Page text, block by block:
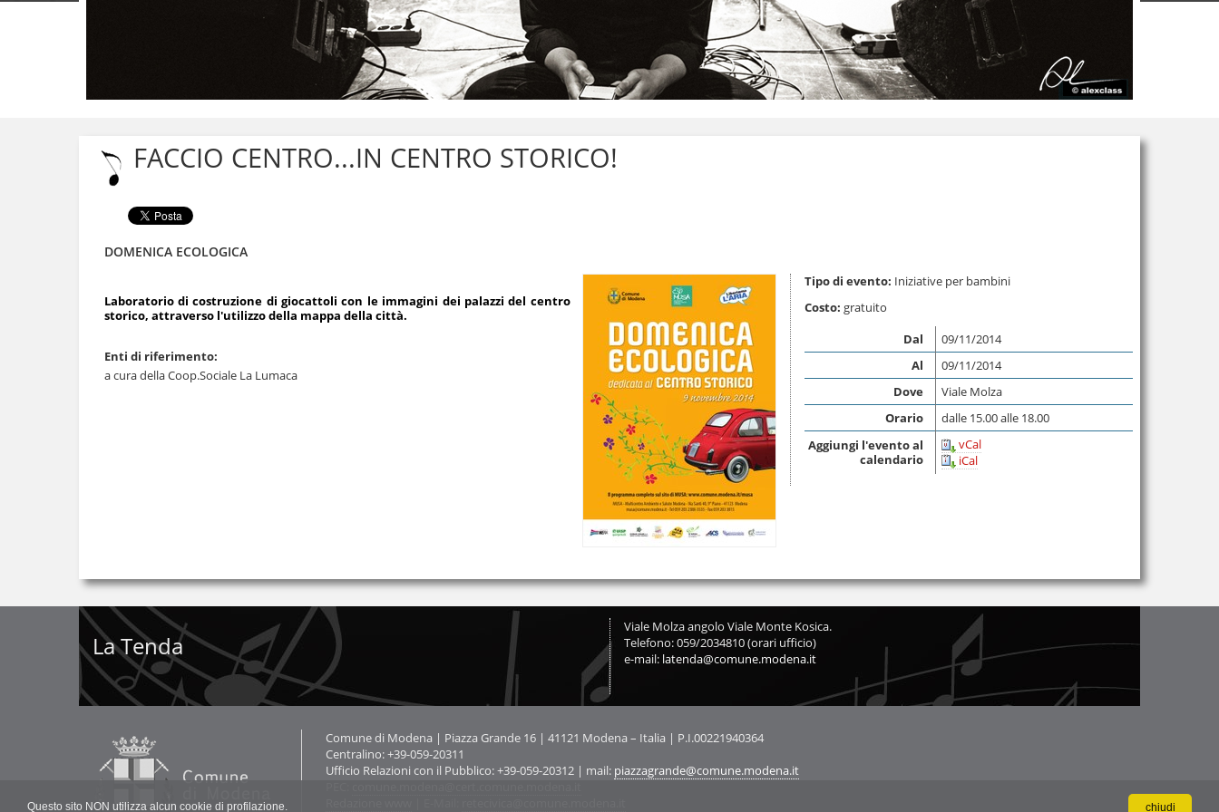
chiudi
Questo sito NON utilizza alcun cookie di profilazione.
Salta
navigazione
FACCIO CENTRO...IN CENTRO STORICO!
DOMENICA ECOLOGICA
Laboratorio di costruzione di giocattoli con le immagini dei palazzi del centro
storico, attraverso l'utilizzo della mappa della città.
Enti di riferimento:
a cura della Coop.Sociale La Lumaca
Tipo di evento: Iniziative per bambini
Costo: gratuito
Dal
09/11/2014
Al
09/11/2014
Dove
Viale Molza
Orario
dalle 15.00 alle 18.00
Aggiungi l'evento al
calendario
vCal
iCal
La Tenda
Viale Molza angolo Viale Monte Kosica.
Telefono: 059/2034810 (orari ufficio)
e-mail: latenda@comune.modena.it
Contatti
Comune di Modena | Piazza Grande 16 | 41121 Modena – Italia | P.I.00221940364
Centralino: +39-059-20311
Ufficio Relazioni con il Pubblico: +39-059-20312 | mail: piazzagrande@comune.modena.it